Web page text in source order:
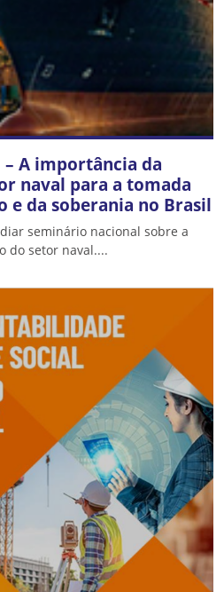
A importância da
naval para a tomada
e da soberania no Brasil
seminário nacional sobre a
do setor naval....